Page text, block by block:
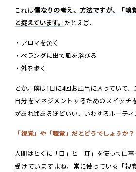
これは僕なりの考え、方法ですが、「嗅
と捉えています。 たとえば、
・アロマを焚く
・ベランダに出て風を浴びる
・外を歩く
とか。僕は1日に4回お風呂に入っていて、
自分をマネジメントするためのスイッチ
があればあるほどいい。いわゆるルーティ
「視覚」や「聴覚」だとどうでしょうか？
人間はとくに「目」と「耳」を使って仕
受けていますよね。常に使っている「視